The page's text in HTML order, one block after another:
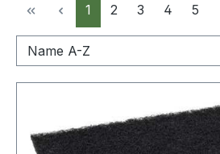
Seite
1 Seite
2 Seite
3 Seite
4 Seite
5